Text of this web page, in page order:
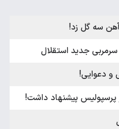
سه گل زد!
جدید استقلال
و دعوایی!
پرسپولیس پیشنهاد داشت!